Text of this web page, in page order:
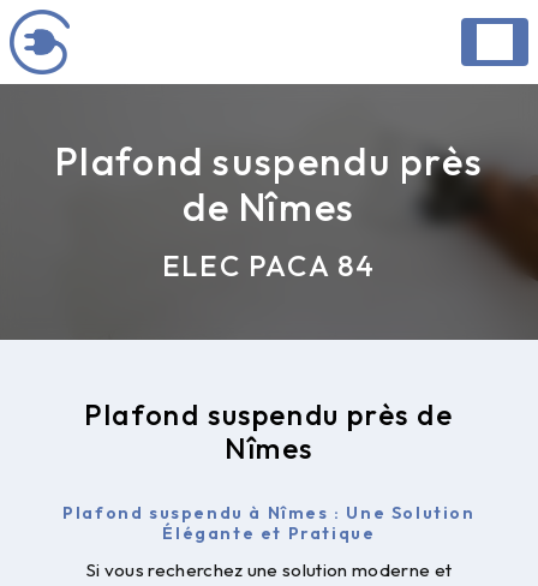
Plafond suspendu près
de Nîmes
ELEC PACA 84
Plafond suspendu près de
Nîmes
Plafond suspendu à Nîmes : Une Solution
Élégante et Pratique
Si vous recherchez une solution moderne et
Panneau de gestion des cookies